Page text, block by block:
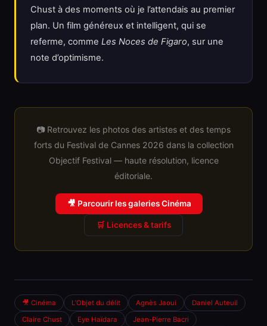
Chust à des moments où je l’attendais au premier
plan. Un film généreux et intelligent, qui se
referme, comme Les Noces de Figaro, sur une
note d’optimisme.
📷 Retrouvez les photos des artistes et des temps
forts du Festival de Cannes 2026 dans la collection
Objectif Festival — haute résolution, licence
éditoriale.
🎥 Parcourir les galeries Cinéma
🛒 Licences & tarifs
🎥 Cinéma L’Objet du délit Agnès Jaoui
Daniel Auteuil
Claire Chust
Eye Haïdara
Jean-Pierre Bacri